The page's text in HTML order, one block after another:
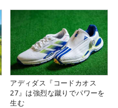
アディダス『コードカオス
27』は強烈な蹴りでパワーを
生む